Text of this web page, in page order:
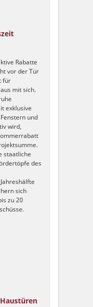
Rabatte
vor der Tür
für
mit sich.
exklusive
und
wird,
staatliche
des
sich
zu 20